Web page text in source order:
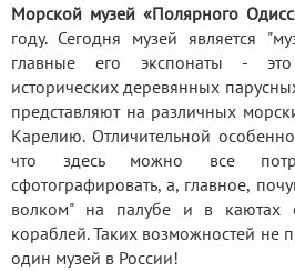
Морской музей «Полярного
году. Сегодня музей является
главные его экспонаты -
исторических деревянных
представляют на различных
Карелию. Отличительной
что здесь можно все
сфотографировать, а, главное,
волком" на палубе и в каютах
кораблей. Таких возможностей не
один музей в России!